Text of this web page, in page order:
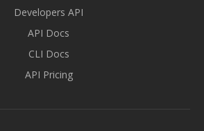
Developers API
API Docs
CLI Docs
API Pricing